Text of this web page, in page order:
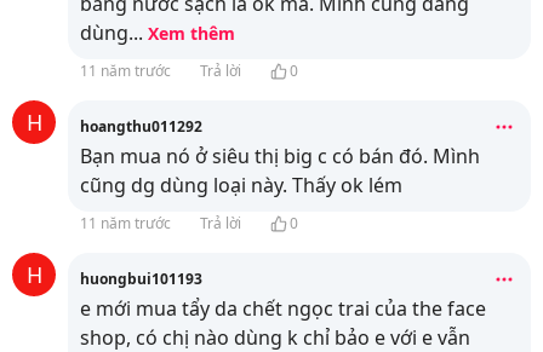
dùng... Xem thêm
11 năm trước Trả lời 0
H hoangthu011292
Bạn mua nó ở siêu thị big c có bán đó. Mình
cũng dg dùng loại này. Thấy ok lém
11 năm trước Trả lời 0
H huongbui101193
e mới mua tẩy da chết ngọc trai của the face
shop, có chị nào dùng k chỉ bảo e với e vẫn